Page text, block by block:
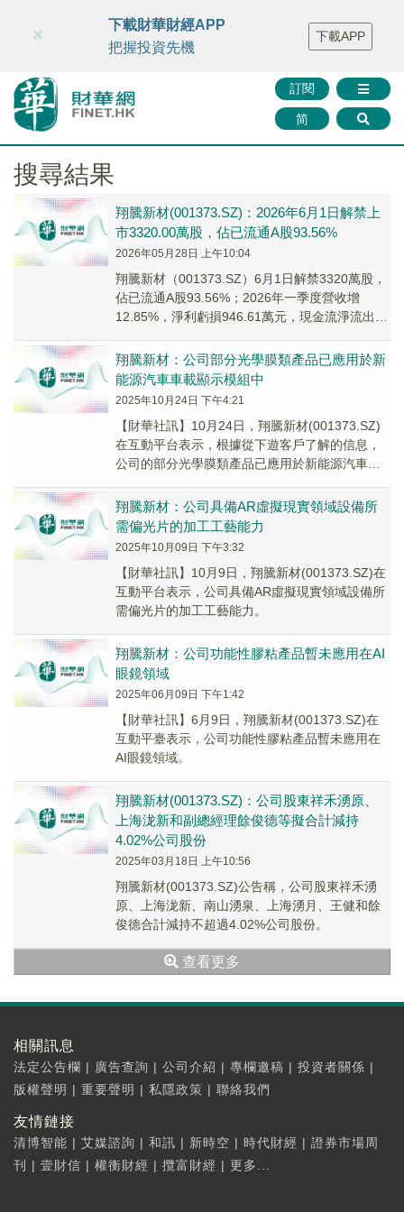
財華智庫網 FINTV FINMETA 財華證券 媒體矩陣
智庫沙龍
聯絡我們
訂閱
简
×
下載財華財經APP
把握投資先機
下載APP
搜尋結果
翔騰新材(001373.SZ)：2026年6月1日解禁上
市3320.00萬股，佔已流通A股93.56%
2026年05月28日 上午10:04
翔騰新材（001373.SZ）6月1日解禁3320萬股，
佔已流通A股93.56%；2026年一季度營收增
12.85%，淨利虧損946.61萬元，現金流淨流出
翔騰新材：公司部分光學膜類產品已應用於新
能源汽車車載顯示模組中
2025年10月24日 下午4:21
【財華社訊】10月24日，翔騰新材(001373.SZ)
在互動平台表示，根據從下遊客戶了解的信息，
公司的部分光學膜類產品已應用於新能源汽車車
翔騰新材：公司具備AR虛擬現實領域設備所
需偏光片的加工工藝能力
2025年10月09日 下午3:32
【財華社訊】10月9日，翔騰新材(001373.SZ)在
互動平台表示，公司具備AR虛擬現實領域設備所
需偏光片的加工工藝能力。
翔騰新材：公司功能性膠粘產品暫未應用在AI
眼鏡領域
2025年06月09日 下午1:42
【財華社訊】6月9日，翔騰新材(001373.SZ)在
互動平臺表示，公司功能性膠粘產品暫未應用在
AI眼鏡領域。
翔騰新材(001373.SZ)：公司股東祥禾湧原、
上海泷新和副總經理餘俊德等擬合計減持
4.02%公司股份
2025年03月18日 上午10:56
翔騰新材(001373.SZ)公告稱，公司股東祥禾湧
原、上海泷新、南山湧泉、上海湧月、王健和餘
俊德合計減持不超過4.02%公司股份。
查看更多
相關訊息
法定公告欄 | 廣告查詢 | 公司介紹 | 專欄邀稿 | 投資者關係 |
版權聲明 | 重要聲明 | 私隱政策 | 聯絡我們
友情鏈接
清博智能 | 艾媒諮詢 | 和訊 | 新時空 | 時代財經 | 證券市場周
刊
| 壹財信 | 權衡財經 | 攬富財經 | 更多...